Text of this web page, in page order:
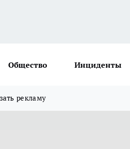
Общество Инциденты
рекламу